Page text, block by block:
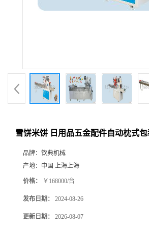
雪饼米饼 日用品五金配件自动枕式
品牌： 钦典机械
产地： 中国 上海上海
价格： ￥168000/台
发布日期： 2024-08-26
更新日期： 2026-08-07